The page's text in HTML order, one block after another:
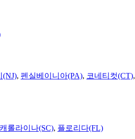
(NJ), 펜실베이니아(PA), 코네티컷(CT),
롤라이나(SC), 플로리다(FL)